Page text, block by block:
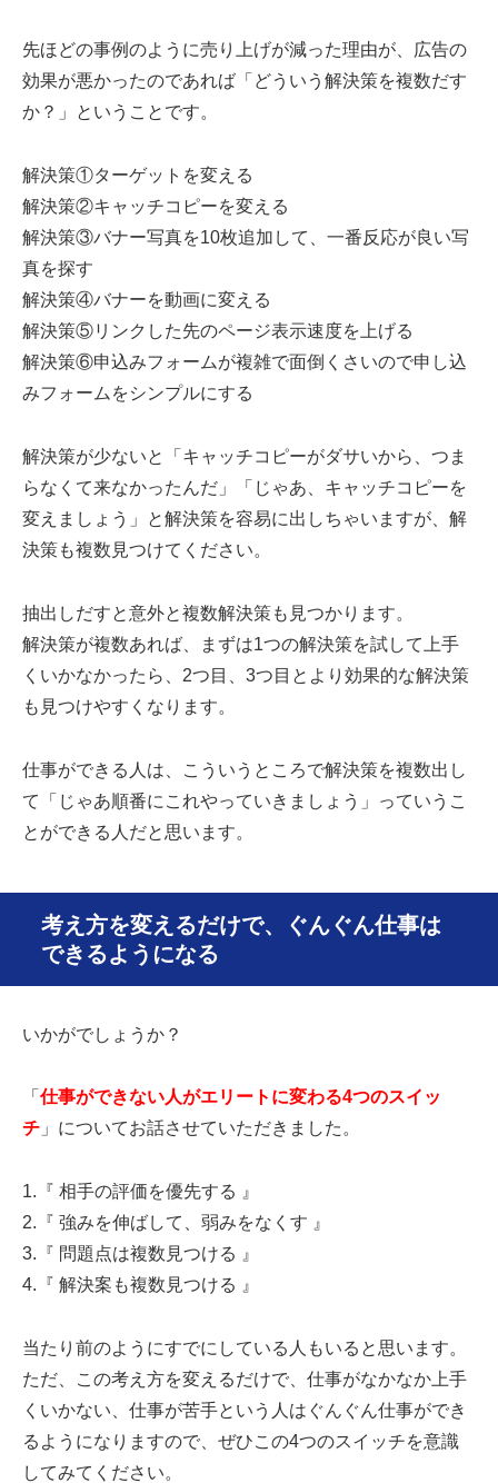
先ほどの事例のように売り上げが減った理由が、広告の
効果が悪かったのであれば「どういう解決策を複数だす
か？」ということです。
解決策①ターゲットを変える
解決策②キャッチコピーを変える
解決策③バナー写真を10枚追加して、一番反応が良い写
真を探す
解決策④バナーを動画に変える
解決策⑤リンクした先のページ表示速度を上げる
解決策⑥申込みフォームが複雑で面倒くさいので申し込
みフォームをシンプルにする
解決策が少ないと「キャッチコピーがダサいから、つま
らなくて来なかったんだ」「じゃあ、キャッチコピーを
変えましょう」と解決策を容易に出しちゃいますが、解
決策も複数見つけてください。
抽出しだすと意外と複数解決策も見つかります。
解決策が複数あれば、まずは1つの解決策を試して上手
くいかなかったら、2つ目、3つ目とより効果的な解決策
も見つけやすくなります。
仕事ができる人は、こういうところで解決策を複数出し
て「じゃあ順番にこれやっていきましょう」っていうこ
とができる人だと思います。
考え方を変えるだけで、ぐんぐん仕事は
できるようになる
いかがでしょうか？
「 仕事ができない人がエリートに変わる4つのスイッ
チ 」についてお話させていただきました。
1.『 相手の評価を優先する 』
2.『 強みを伸ばして、弱みをなくす 』
3.『 問題点は複数見つける 』
4.『 解決案も複数見つける 』
当たり前のようにすでにしている人もいると思います。
ただ、この考え方を変えるだけで、仕事がなかなか上手
くいかない、仕事が苦手という人はぐんぐん仕事ができ
るようになりますので、ぜひこの4つのスイッチを意識
してみてください。